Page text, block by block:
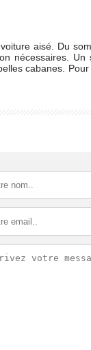
aisé. Du
nécessaires.
cabanes.